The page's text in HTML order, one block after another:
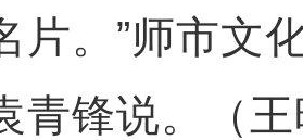
片。”师市文
青锋说。（